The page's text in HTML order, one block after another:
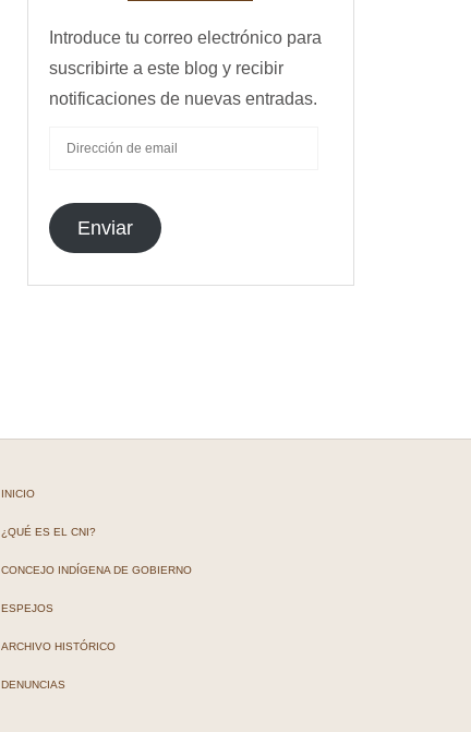
Introduce tu correo electrónico para
suscribirte a este blog y recibir
notificaciones de nuevas entradas.
EMAIL
Enviar
INICIO
¿QUÉ ES EL CNI?
CONCEJO INDÍGENA DE GOBIERNO
ESPEJOS
ARCHIVO HISTÓRICO
DENUNCIAS